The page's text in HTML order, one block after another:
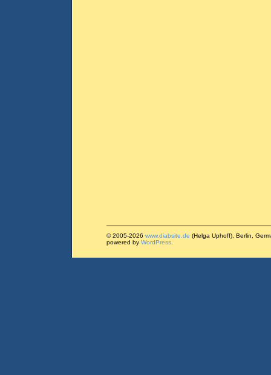
© 2005-2026 www.diabsite.de (Helga Uphoff), Berlin,
powered by WordPress.